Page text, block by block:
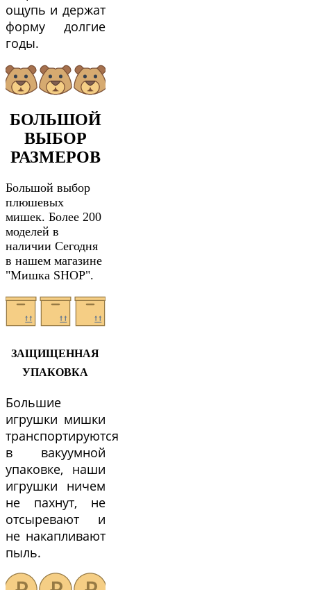
ощупь и держат
форму долгие
годы.
БОЛЬШОЙ
ВЫБОР
РАЗМЕРОВ
Большой выбор
плюшевых
мишек. Более 200
моделей в
наличии Сегодня
в нашем магазине
"Мишка SHOP".
ЗАЩИЩЕННАЯ
УПАКОВКА
Большие
игрушки мишки
транспортируются
в вакуумной
упаковке, наши
игрушки ничем
не пахнут, не
отсыревают и
не накапливают
пыль.